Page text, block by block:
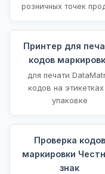
розничных точек
Принтер для
кодов
для печати
кодов на
упаковке
Проверка кодов
маркировки
знак